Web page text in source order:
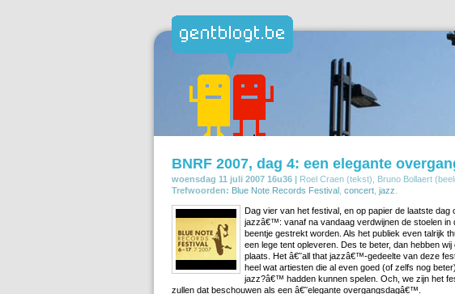
BNRF 2007, dag 4: een elegante
woensdag 11 juli 2007 16u36 | Roel Craen (tekst), Bruno Bollaert
Trefwoorden: Blue Note Records Festival concert jazz
Dag vier van het festival, en op papier de laatste dag
jazzâ€™: vanaf na vandaag verdwijnen de stoelen in
beentje gestrekt worden. Als het publiek even talrijk
een lege tent opleveren. Des te beter, dan hebben
plaats. Het â€˜all that jazzâ€™-gedeelte van deze
heel wat artiesten die al even goed (of zelfs nog
jazz?â€™ hadden kunnen spelen. Och, we zijn het
zullen dat beschouwen als een â€˜elegante overgangsdagâ€™.